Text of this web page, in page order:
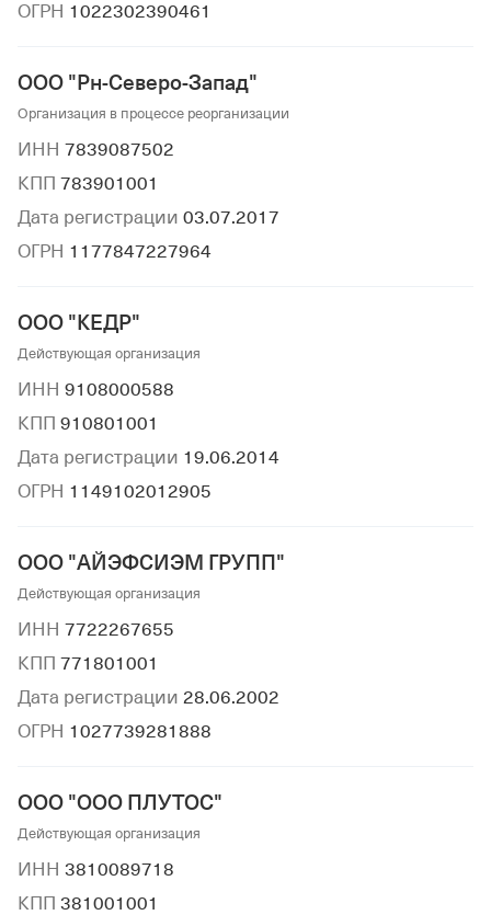
ОГРН 1022302390461
ООО "Рн-Северо-Запад"
Организация в процессе реорганизации
ИНН 7839087502
КПП 783901001
Дата регистрации 03.07.2017
ОГРН 1177847227964
ООО "КЕДР"
Действующая организация
ИНН 9108000588
КПП 910801001
Дата регистрации 19.06.2014
ОГРН 1149102012905
ООО "АЙЭФСИЭМ ГРУПП"
Действующая организация
ИНН 7722267655
КПП 771801001
Дата регистрации 28.06.2002
ОГРН 1027739281888
ООО "ООО ПЛУТОС"
Действующая организация
ИНН 3810089718
КПП 381001001